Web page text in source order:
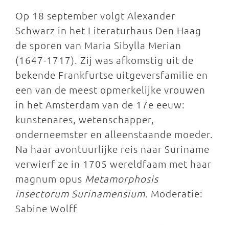
Op 18 september volgt Alexander
Schwarz in het Literaturhaus Den Haag
de sporen van Maria Sibylla Merian
(1647-1717). Zij was afkomstig uit de
bekende Frankfurtse uitgeversfamilie en
een van de meest opmerkelijke vrouwen
in het Amsterdam van de 17e eeuw:
kunstenares, wetenschapper,
onderneemster en alleenstaande moeder.
Na haar avontuurlijke reis naar Suriname
verwierf ze in 1705 wereldfaam met haar
magnum opus Metamorphosis
insectorum Surinamensium. Moderatie:
Sabine Wolff